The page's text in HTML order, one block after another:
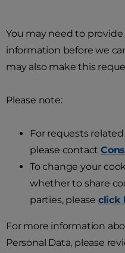
You may need to
information before we
may also make this
Please note:
For requests
please contact
To change your
whether to share
parties, please click
For more information
Personal Data, please